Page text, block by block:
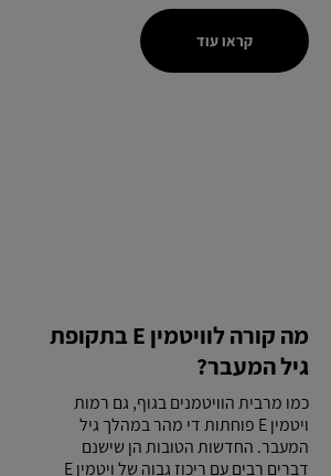
קראו עוד
מה קורה לוויטמין E בתקופת
גיל המעבר?
כמו מרבית הוויטמנים בגוף, גם רמות
ויטמין E פוחתות די מהר במהלך גיל
המעבר. החדשות הטובות הן שישנם
דברים רבים עם ריכוז גבוה של ויטמין E